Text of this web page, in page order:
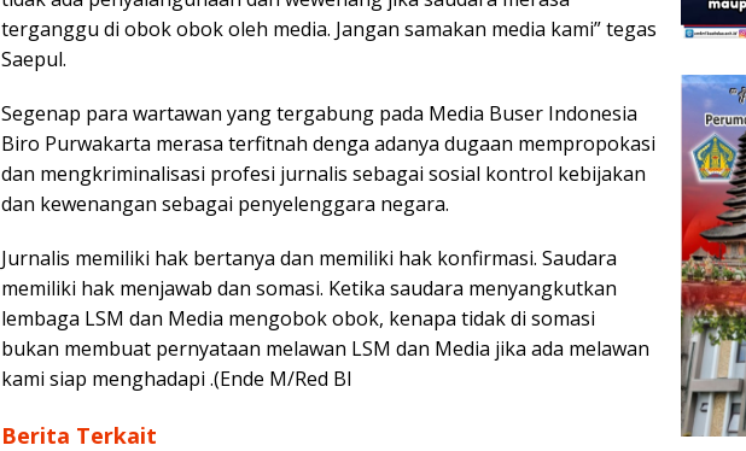
terganggu di obok obok oleh media. Jangan samakan media kami” tegas
Saepul.
Segenap para wartawan yang tergabung pada Media Buser Indonesia
Biro Purwakarta merasa terfitnah denga adanya dugaan mempropokasi
dan mengkriminalisasi profesi jurnalis sebagai sosial kontrol kebijakan
dan kewenangan sebagai penyelenggara negara.
Jurnalis memiliki hak bertanya dan memiliki hak konfirmasi. Saudara
memiliki hak menjawab dan somasi. Ketika saudara menyangkutkan
lembaga LSM dan Media mengobok obok, kenapa tidak di somasi
bukan membuat pernyataan melawan LSM dan Media jika ada melawan
kami siap menghadapi .(Ende M/Red BI
Berita Terkait